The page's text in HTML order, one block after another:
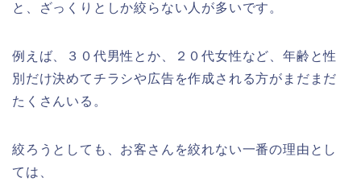
と、ざっくりとしか絞らない人が多いです。
例えば、３０代男性とか、２０代女性など、年齢と性
別だけ決めてチラシや広告を作成される方がまだまだ
たくさんいる。
絞ろうとしても、お客さんを絞れない一番の理由とし
ては、